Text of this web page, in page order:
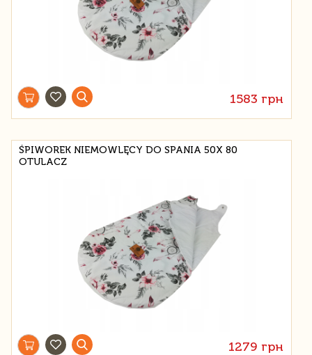
1583 грн
ŚPIWOREK NIEMOWLĘCY DO SPANIA 50X 80
OTULACZ
1279 грн